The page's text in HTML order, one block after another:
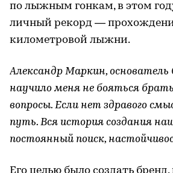
по лыжным гонкам, в этом
личный рекорд —
километровой лыжни.
Александр Маркин, основатель
научило меня не бояться
вопросы. Если нет здравого
путь. Вся история создания
постоянный поиск,